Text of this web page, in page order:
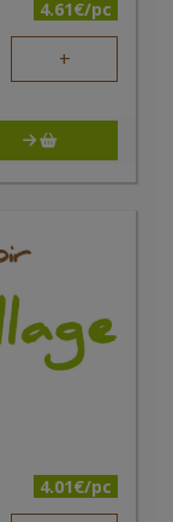
4.61€/pc
+
4.01€/pc